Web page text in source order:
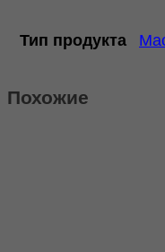
Тип продукта
Похожие